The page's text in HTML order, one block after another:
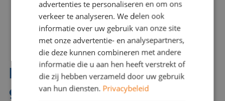
Interesse? Benno helpt je
graag verder!
advertenties te personaliseren en om ons
verkeer te analyseren. We delen ook
informatie over uw gebruik van onze site
met onze advertentie- en analysepartners,
die deze kunnen combineren met andere
informatie die u aan hen heeft verstrekt of
die zij hebben verzameld door uw gebruik
van hun diensten. Privacybeleid